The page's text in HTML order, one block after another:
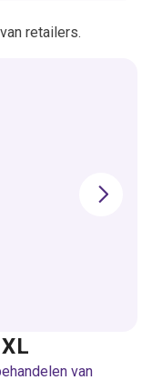
retailers.
van